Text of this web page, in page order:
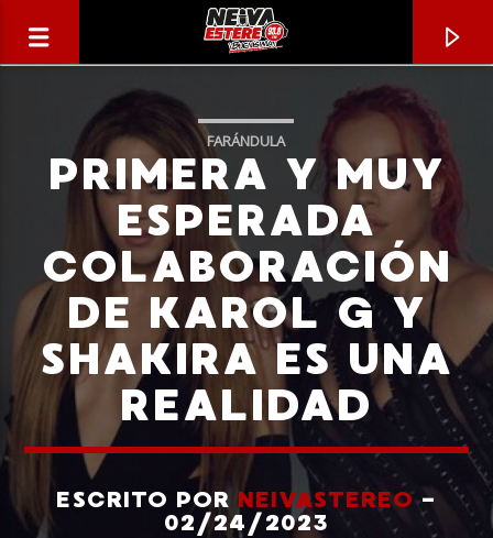
CANCIÓN ACTUAL
TÍTULO
ARTISTA
FARÁNDULA
PRIMERA Y MUY
ESPERADA
COLABORACIÓN
DE KAROL G Y
SHAKIRA ES UNA
REALIDAD
ESCRITO POR NEIVASTEREO-
02/24/2023